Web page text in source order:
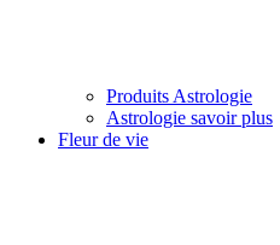
Produits Astrologie
Astrologie savoir plus
Fleur de vie